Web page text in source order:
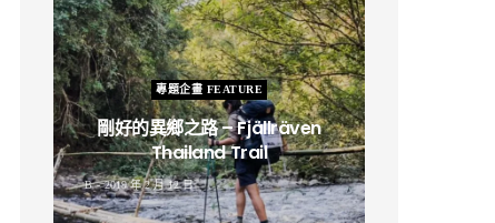
專題企畫 FEATURE
剛好的異鄉之路 – Fjällräven
Thailand Trail
B 2019 年 2 月 12 日